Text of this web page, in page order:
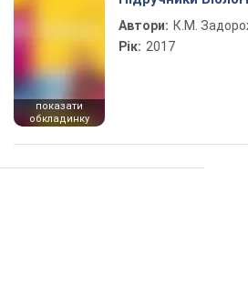
показати
обкладинку
Автори: К.М.
Рік: 2017